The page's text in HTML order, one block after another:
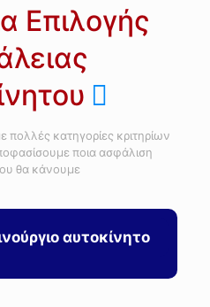
Επιλογής
κατηγορίες κριτηρίων
ποια ασφάλιση
θα κάνουμε
αυτοκίνητο